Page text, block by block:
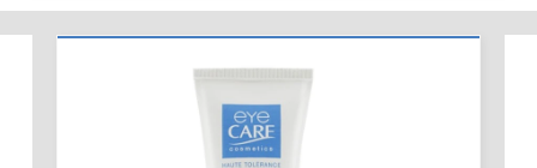
angezeigt